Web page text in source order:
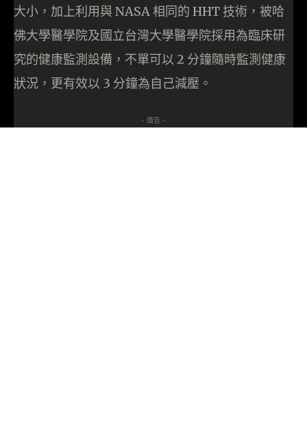
大小，加上利用與 NASA 相同的 HHT 技術，被哈
佛大學醫學院及國立台灣大學醫學院採用為臨床研
究的健康監測設備，不單可以 2 分鐘隨時監測健康
狀況，更有效以 3 分鐘為自己減壓。
- 廣告 -